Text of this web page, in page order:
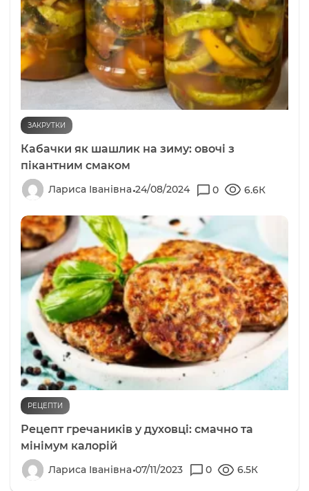
ЗАКРУТКИ
Кабачки як шашлик на зиму: овочі з
пікантним смаком
Лариса Іванівна 24/08/2024 0 6.6К
РЕЦЕПТИ
Рецепт гречаників у духовці: смачно та
мінімум калорій
Лариса Іванівна 07/11/2023 0 6.5К